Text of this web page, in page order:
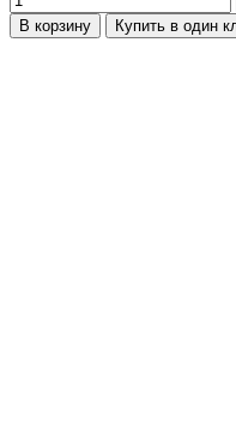
В корзину
Купить в один